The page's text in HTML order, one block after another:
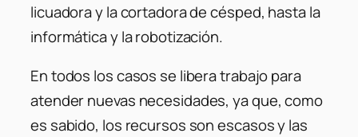
licuadora y la cortadora de césped, hasta la
informática y la robotización.
En todos los casos se libera trabajo para
atender nuevas necesidades, ya que, como
es sabido, los recursos son escasos y las